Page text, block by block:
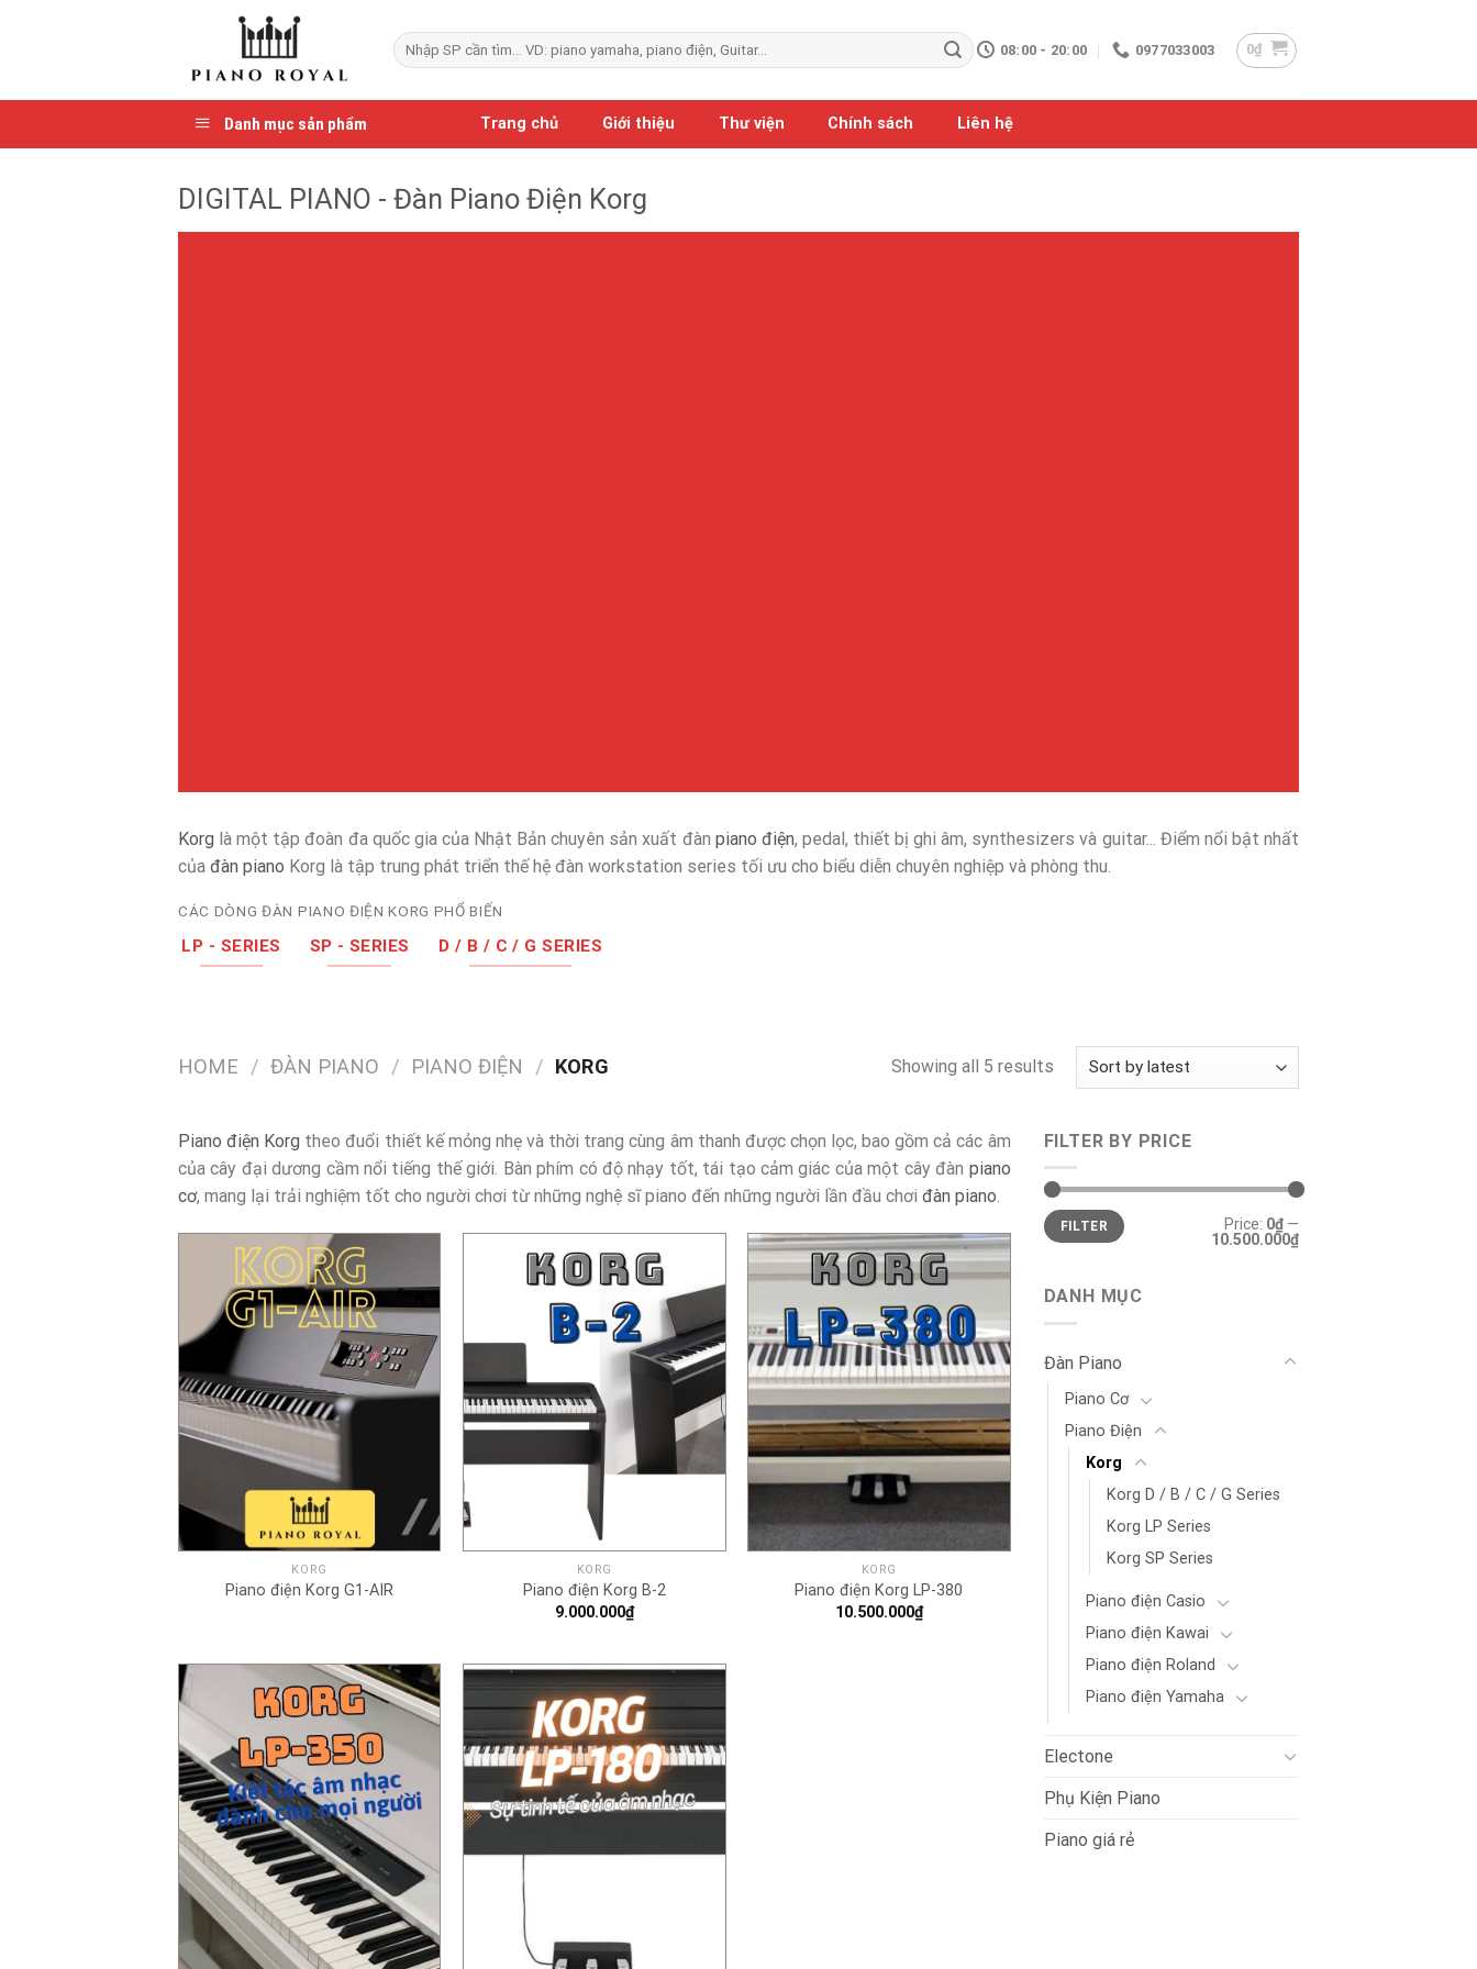
Search
for:
08:00 - 20:00 0977033003 0₫
Danh mục sản phẩm Trang chủ Giới thiệu Thư viện Chính sách Liên hệ
DIGITAL PIANO - Đàn Piano Điện Korg
Korg là một tập đoàn đa quốc gia của Nhật Bản chuyên sản xuất đàn piano điện, pedal, thiết bị ghi âm, synthesizers và guitar... Điểm nổi bật nhất
của đàn piano Korg là tập trung phát triển thế hệ đàn workstation series tối ưu cho biểu diễn chuyên nghiệp và phòng thu.
CÁC DÒNG ĐÀN PIANO ĐIỆN KORG PHỔ BIẾN
LP - SERIES SP - SERIES D / B / C / G SERIES
HOME / ĐÀN PIANO / PIANO ĐIỆN / KORG Showing all 5 results
Piano điện Korg theo đuổi thiết kế mỏng nhẹ và thời trang cùng âm thanh được chọn lọc, bao gồm cả các âm
của cây đại dương cầm nổi tiếng thế giới. Bàn phím có độ nhạy tốt, tái tạo cảm giác của một cây đàn piano
cơ, mang lại trải nghiệm tốt cho người chơi từ những nghệ sĩ piano đến những người lần đầu chơi đàn piano.
KORG
Piano điện Korg G1-AIR
KORG
Piano điện Korg B-2
9.000.000₫
KORG
Piano điện Korg LP-380
10.500.000₫
+
FILTER BY PRICE
Min
price
Max
priceFILTER Price: 0₫ —
10.500.000₫
DANH MỤC
Đàn Piano
Piano Cơ
Piano Điện
Korg
Korg D / B / C / G Series
Korg LP Series
Korg SP Series
Piano điện Casio
Piano điện Kawai
Piano điện Roland
Piano điện Yamaha
Electone
Phụ Kiện Piano
Piano giá rẻ